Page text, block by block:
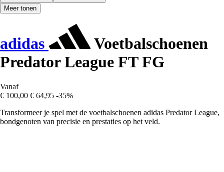
Meer tonen
adidas
Voetbalschoenen
Predator League FT FG
Vanaf
€ 100,00 € 64,95 -35%
Transformeer je spel met de voetbalschoenen adidas Predator League,
bondgenoten van precisie en prestaties op het veld.